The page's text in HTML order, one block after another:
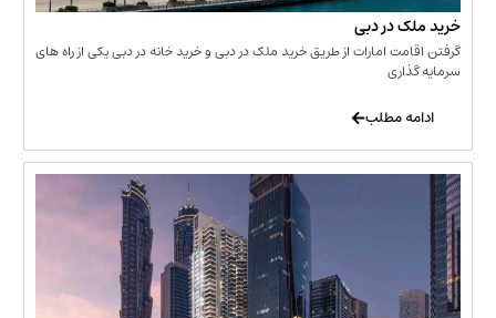
در دبی
امارات از طریق خرید ملک در دبی و خرید خانه در دبی یکی از راه های